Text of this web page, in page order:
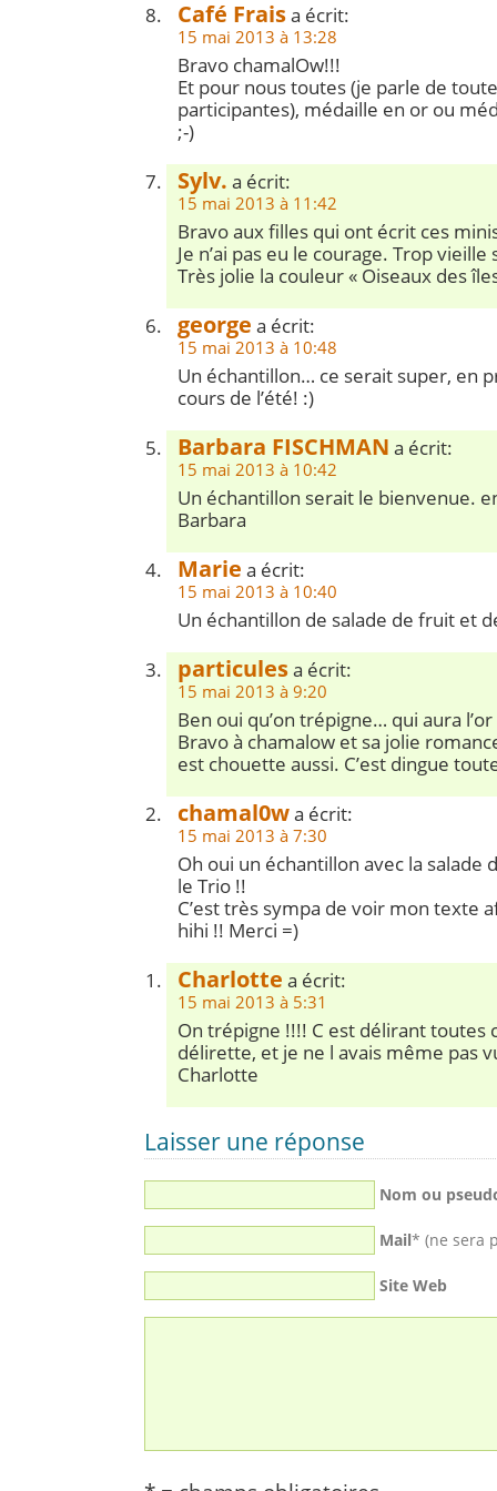
Café Fraisa écrit:
15 mai 2013 à 13:28
Bravo chamalOw!!!
Et pour nous toutes (je parle de
participantes), médaille en or ou
;-)
Sylv. a écrit:
15 mai 2013 à 11:42
Bravo aux filles qui ont écrit ces
Je n’ai pas eu le courage. Trop
Très jolie la couleur « Oiseaux des
george a écrit:
15 mai 2013 à 10:48
Un échantillon… ce serait super, en
cours de l’été! :)
Barbara FISCHMAN a écrit:
15 mai 2013 à 10:42
Un échantillon serait le bienvenue.
Barbara
Marie a écrit:
15 mai 2013 à 10:40
Un échantillon de salade de fruit et
particulesa écrit:
15 mai 2013 à 9:20
Ben oui qu’on trépigne… qui aura l’or
Bravo à chamalow et sa jolie
est chouette aussi. C’est dingue
chamal0wa écrit:
15 mai 2013 à 7:30
Oh oui un échantillon avec la salade
le Trio !!
C’est très sympa de voir mon texte
hihi !! Merci =)
Charlotte a écrit:
15 mai 2013 à 5:31
On trépigne !!!! C est délirant toutes
délirette, et je ne l avais même pas
Charlotte
Laisser une réponse
Nom ou
Mail* (ne sera
Site Web